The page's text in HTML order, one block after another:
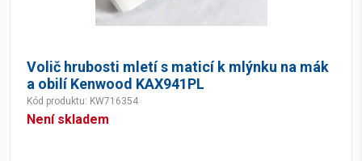
Volič hrubosti mletí s maticí k mlýnku na mák
a obilí Kenwood KAX941PL
Kód produktu: KW716354
Není skladem